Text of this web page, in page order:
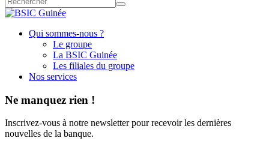
Qui sommes-nous ?
Le groupe
La BSIC Guinée
Les filiales du groupe
Nos services
Ne manquez rien !
Inscrivez-vous à notre newsletter pour recevoir les dernières
nouvelles de la banque.